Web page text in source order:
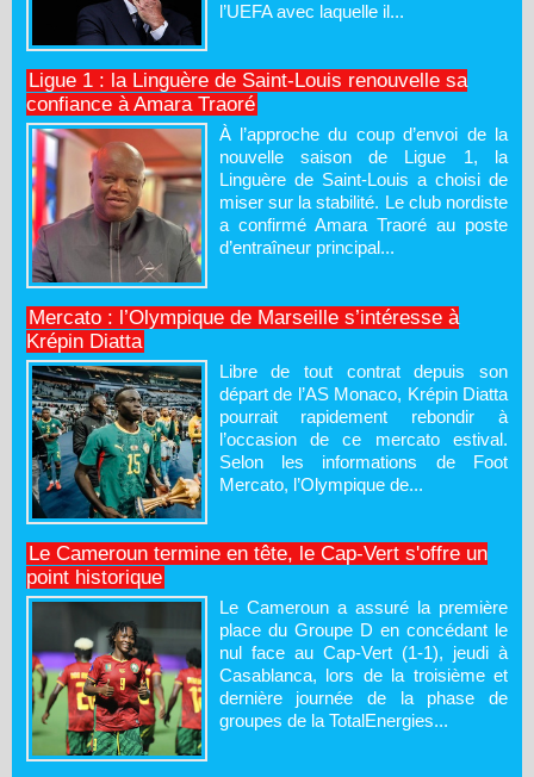
l’UEFA avec laquelle il...
Ligue 1 : la Linguère de Saint-Louis renouvelle sa
confiance à Amara Traoré
À l’approche du coup d’envoi de la
nouvelle saison de Ligue 1, la
Linguère de Saint-Louis a choisi de
miser sur la stabilité. Le club nordiste
a confirmé Amara Traoré au poste
d’entraîneur principal...
Mercato : l’Olympique de Marseille s’intéresse à
Krépin Diatta
Libre de tout contrat depuis son
départ de l’AS Monaco, Krépin Diatta
pourrait rapidement rebondir à
l’occasion de ce mercato estival.
Selon les informations de Foot
Mercato, l’Olympique de...
Le Cameroun termine en tête, le Cap-Vert s'offre un
point historique
Le Cameroun a assuré la première
place du Groupe D en concédant le
nul face au Cap-Vert (1-1), jeudi à
Casablanca, lors de la troisième et
dernière journée de la phase de
groupes de la TotalEnergies...